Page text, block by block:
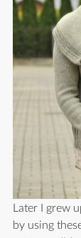
Later I grew
by using